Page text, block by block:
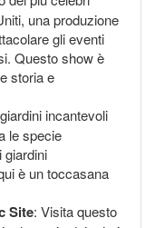
una produzione
gli eventi
Questo show è
storia e
incantevoli
le specie
giardini
è un toccasana
Site: Visita questo